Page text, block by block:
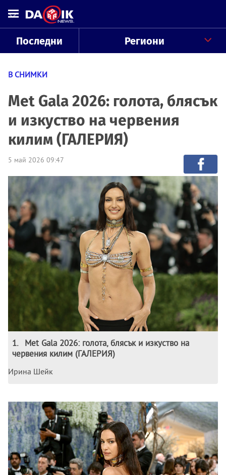
Последни Региони
В СНИМКИ
Met Gala 2026: голота, блясък
и изкуство на червения
килим (ГАЛЕРИЯ)
5 май 2026 09:47
1.
Met Gala 2026: голота, блясък и изкуство на
червения килим (ГАЛЕРИЯ)
Ирина Шейк